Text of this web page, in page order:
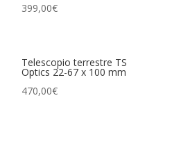
399,00€
Telescopio terrestre TS
Optics 22-67 x 100 mm
470,00€